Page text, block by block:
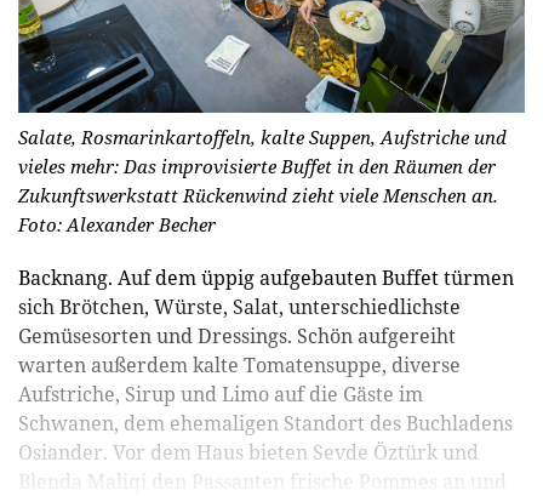
Salate, Rosmarinkartoffeln, kalte Suppen, Aufstriche und
vieles mehr: Das improvisierte Buffet in den Räumen der
Zukunftswerkstatt Rückenwind zieht viele Menschen an.
Foto: Alexander Becher
Backnang. Auf dem üppig aufgebauten Buffet türmen
sich Brötchen, Würste, Salat, unterschiedlichste
Gemüsesorten und Dressings. Schön aufgereiht
warten außerdem kalte Tomatensuppe, diverse
Aufstriche, Sirup und Limo auf die Gäste im
Schwanen, dem ehemaligen Standort des Buchladens
Osiander. Vor dem Haus bieten Sevde Öztürk und
Blenda Maliqi den Passanten frische Pommes an und